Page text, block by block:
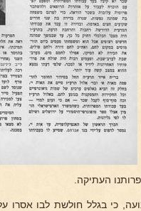
העתיקה.
כי בגלל חולשת לבו אסרו